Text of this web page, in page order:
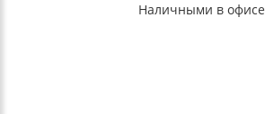
Наличными в офисе